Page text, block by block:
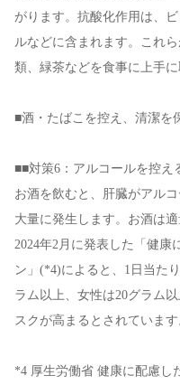
がります。抗酸化作用は、
ルなどに含まれます。これ
類、緑茶などを食事に上手
■酒・たばこを控え、清潔を
■■対策6：アルコールを控え
お酒を飲むと、肝臓がアル
大量に発生します。お酒は
2024年2月に発表した「健康
ン」(*4)によると、1日当た
ラム以上、女性は20グラム
スクが高まるとされています
*4 厚生労働省 健康に配慮し